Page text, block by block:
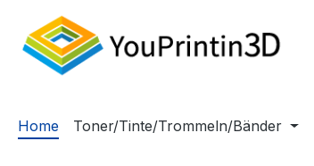
Hauptinhalt springen
Zur Suche springen
Zur Hauptnavigation springen
Home Toner/Tinte/Trommeln/Bänder